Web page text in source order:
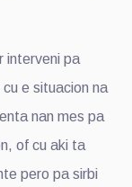
interveni pa
e situacion na
nan mes pa
of cu aki ta
pero pa sirbi